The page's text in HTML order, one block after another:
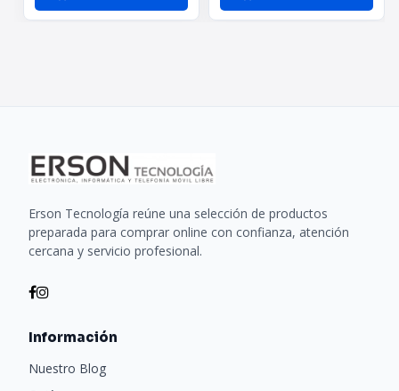
Erson Tecnología reúne una selección de productos
preparada para comprar online con confianza, atención
cercana y servicio profesional.
Información
Nuestro Blog